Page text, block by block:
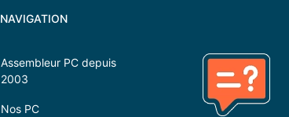
NAVIGATION
Assembleur PC depuis
2003
Nos PC